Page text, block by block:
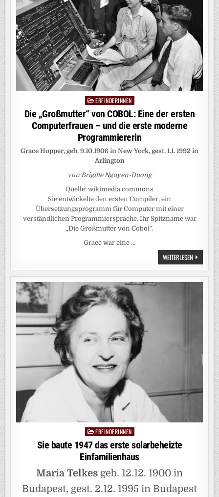
Posted
in
ERFINDERINNEN
Die „Großmutter“ von COBOL: Eine der ersten
Computerfrauen – und die erste moderne
Programmiererin
Grace Hopper, geb. 9.10.1906 in New York, gest. 1.1. 1992 in
Arlington
von Brigitte Nguyen-Duong
Quelle: wikimedia commons
Sie entwickelte den ersten Compiler, ein
Übersetzungsprogramm für Computer mit einer
verständlichen Programmiersprache. Ihr Spitzname war
„Die Großmutter von Cobol“.
Grace war eine …
WEITERLESENDIE
ON C
OBOL: E
INE D
U
ODERNE P
Posted
in
ERFINDERINNEN
Sie baute 1947 das erste solarbeheizte
Einfamilienhaus
Maria Telkes geb. 12.12. 1900 in
Budapest, gest. 2.12. 1995 in Budapest